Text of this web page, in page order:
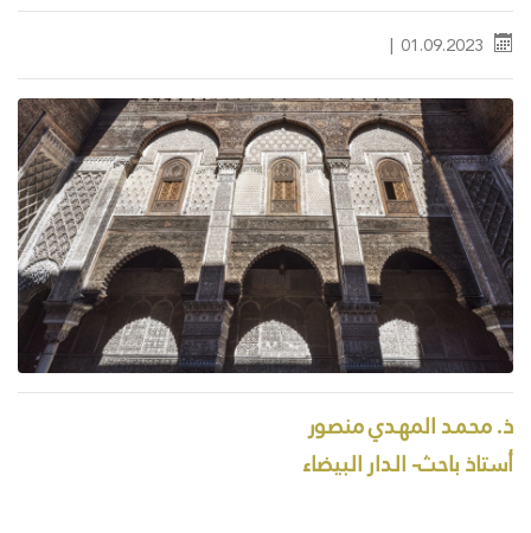
ذ. محمد المهدي منصور
أستاذ باحث- الدار البيضاء